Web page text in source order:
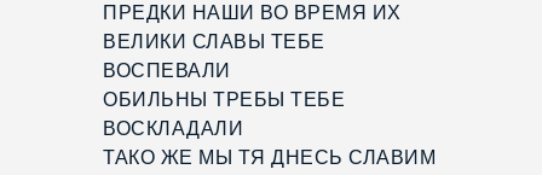
ПРЕДКИ НАШИ ВО ВРЕМЯ ИХ
ВЕЛИКИ СЛАВЫ ТЕБЕ
ВОСПЕВАЛИ
ОБИЛЬНЫ ТРЕБЫ ТЕБЕ
ВОСКЛАДАЛИ
ТАКО ЖЕ МЫ ТЯ ДНЕСЬ СЛАВИМ